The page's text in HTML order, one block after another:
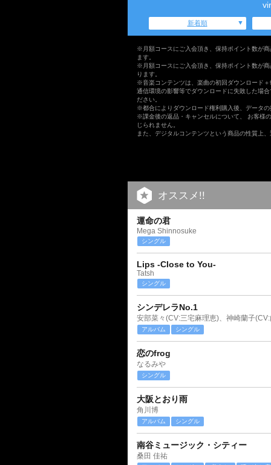
新着順
※月額コースにご入会頂き、保持ポイント数が
ます。
※月額コースにご入会頂き、保持ポイント数が
ります。
※音楽コンテンツは、楽曲の初回ダウンロード＋
通信環境の影響等でダウンロードに失敗した場
ださい。
※都合によりダウンロード権利購入後、データの
※課金後の返品・キャンセルについて、 お客様
じられません。
また、デジタルコンテンツという商品の性質上
オススメ!!
運命の君
Mega Shinnosuke
シングル
Lips -Close to You-
Tatsh
シングル
シンデレラNo.1
アルバム シングル
恋のfrog
なるみや
シングル
大阪とおり雨
角川博
アルバム シングル
南谷ミュージック・シティー
桑田 佳祐